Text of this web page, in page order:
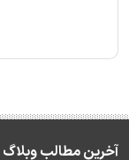
آخرین مطالب وبلاگ